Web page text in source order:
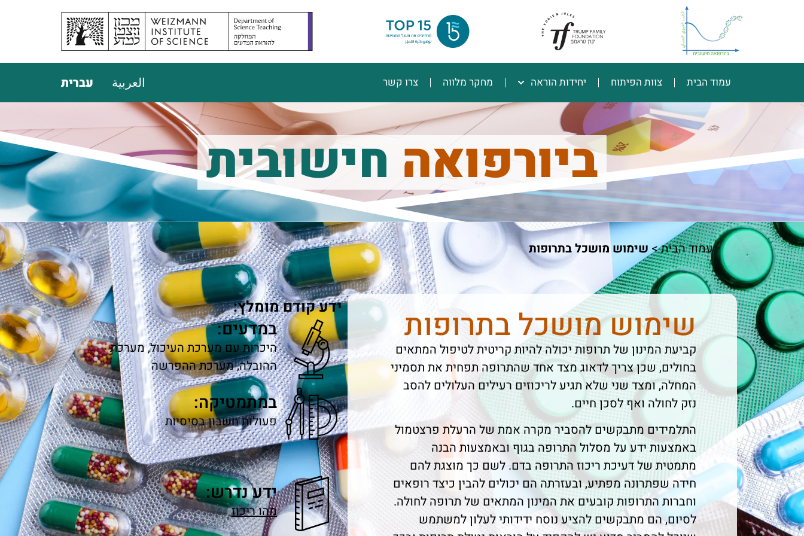
עמוד הבית צוות הפיתוח יחידות הוראה מחקר מלווה צרו קשר العربية עברית
ביורפואה חישובית
עמוד הבית>שימוש מושכל בתרופות
שימוש מושכל בתרופות
קביעת המינון של תרופות יכולה להיות קריטית לטיפול המתאים
בחולים, שכן צריך לדאוג מצד אחד שהתרופה תפחית את תסמיני
המחלה, ומצד שני שלא תגיע לריכוזים רעילים העלולים להסב
נזק לחולה ואף לסכן חיים.
התלמידים מתבקשים להסביר מקרה אמת של הרעלת פרצטמול
באמצעות ידע על מסלול התרופה בגוף ובאמצעות הבנה
מתמטית של דעיכת ריכוז התרופה בדם. לשם כך מוצגת להם
חידה שפתרונה מפתיע, ובעזרתה הם יכולים להבין כיצד רופאים
וחברות התרופות קובעים את המינון המתאים של תרופה לחולה.
לסיום, הם מתבקשים להציע נוסח ידידותי לעלון למשתמש
ידע קודם מומלץ:
במדעים:
היכרות עם מערכת העיכול, מערכת
ההובלה, מערכת ההפרשה
במתמטיקה:
פעולות חשבון בסיסיות
ידע נדרש:
מהו ריכוז